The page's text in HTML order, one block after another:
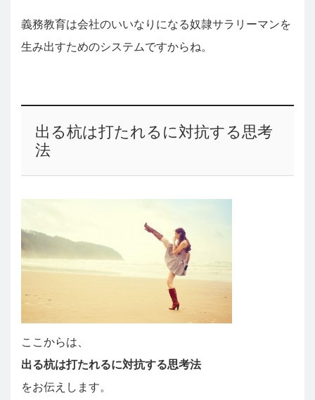
義務教育は会社のいいなりになる奴隷サラリーマンを
生み出すためのシステムですからね。
出る杭は打たれるに対抗する思考
法
ここからは、
出る杭は打たれるに対抗する思考法
をお伝えします。